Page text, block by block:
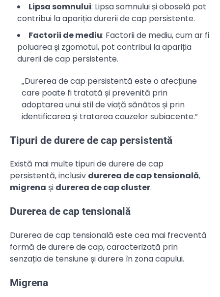
Lipsa somnului: Lipsa somnului și oboselă pot
contribui la apariția durerii de cap persistente.
Factorii de mediu: Factorii de mediu, cum ar fi
poluarea și zgomotul, pot contribui la apariția
durerii de cap persistente.
„Durerea de cap persistentă este o afecțiune
care poate fi tratată și prevenită prin
adoptarea unui stil de viață sănătos și prin
identificarea și tratarea cauzelor subiacente.”
Tipuri de durere de cap persistentă
Există mai multe tipuri de durere de cap
persistentă, inclusiv durerea de cap tensională,
migrena și durerea de cap cluster.
Durerea de cap tensională
Durerea de cap tensională este cea mai frecventă
formă de durere de cap, caracterizată prin
senzația de tensiune și durere în zona capului.
Migrena